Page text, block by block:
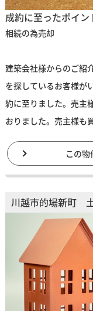
成約に至ったポイン
相続の為売却
建築会社様からのご紹
を探しているお客様が
約に至りました。売主
おりました。売主様も
この
川越市的場新町